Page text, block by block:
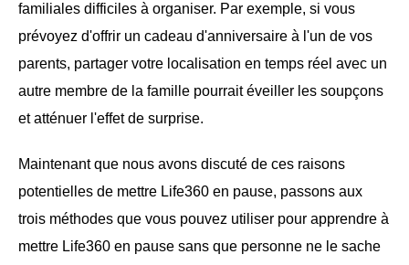
familiales difficiles à organiser. Par exemple, si vous
prévoyez d'offrir un cadeau d'anniversaire à l'un de vos
parents, partager votre localisation en temps réel avec un
autre membre de la famille pourrait éveiller les soupçons
et atténuer l'effet de surprise.
Maintenant que nous avons discuté de ces raisons
potentielles de mettre Life360 en pause, passons aux
trois méthodes que vous pouvez utiliser pour apprendre à
mettre Life360 en pause sans que personne ne le sache